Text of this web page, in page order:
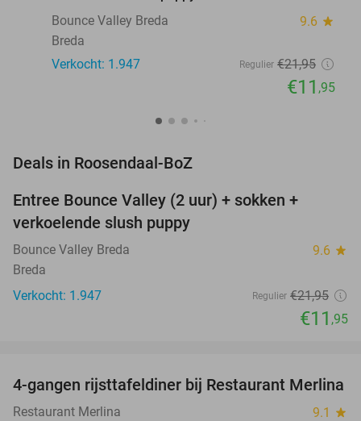
Bounce Valley Breda
9.6 star
Breda
Verkocht: 1.947
Regulier €21,95
€11 ,95
Deals in Roosendaal-BoZ
Entree Bounce Valley (2 uur) + sokken +
verkoelende slush puppy
Bounce Valley Breda 9.6 star
Breda
Verkocht: 1.947
Regulier €21,95
€11 ,95
29%
NEW
TODAY
4-gangen rijsttafeldiner bij Restaurant Merlina
Restaurant Merlina 9.1 star